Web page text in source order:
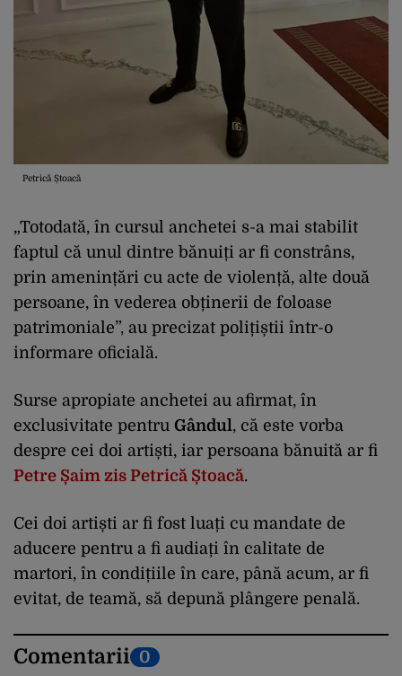
Petrică Ștoacă
„Totodată, în cursul anchetei s-a mai stabilit
faptul că unul dintre bănuiți ar fi constrâns,
prin amenințări cu acte de violență, alte două
persoane, în vederea obținerii de foloase
patrimoniale”, au precizat polițiștii într-o
informare oficială.
Surse apropiate anchetei au afirmat, în
exclusivitate pentru Gândul, că este vorba
despre cei doi artiști, iar persoana bănuită ar fi
Petre Șaim zis Petrică Ștoacă.
Cei doi artiști ar fi fost luați cu mandate de
aducere pentru a fi audiați în calitate de
martori, în condițiile în care, până acum, ar fi
evitat, de teamă, să depună plângere penală.
Comentarii 0